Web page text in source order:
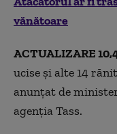
vănătoare
ACTUALIZARE
ucise și alte 14
anunțat de
agenția Tass.